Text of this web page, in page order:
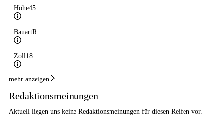
Höhe45
BauartR
Zoll18
Geschwindigkeitsindex
mehr anzeigen
Redaktionsmeinungen
Aktuell liegen uns keine Redaktionsmeinungen für diesen Reifen vor.